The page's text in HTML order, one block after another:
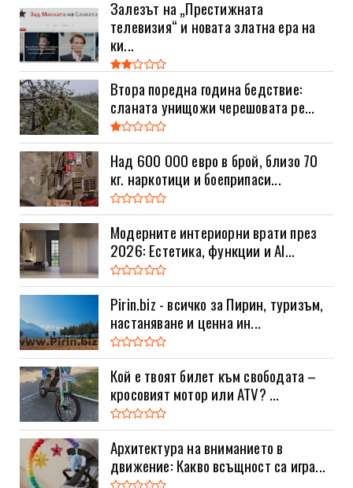
Залезът на „Престижната
телевизия“ и новата златна ера на
ки...
Втора поредна година бедствие:
сланата унищожи черешовата ре...
Над 600 000 евро в брой, близо 70
кг. наркотици и боеприпаси...
Модерните интериорни врати през
2026: Естетика, функции и AI...
Pirin.biz - всичко за Пирин, туризъм,
настаняване и ценна ин...
Кой е твоят билет към свободата –
кросовият мотор или ATV? ...
Архитектура на вниманието в
движение: Какво всъщност са игра...